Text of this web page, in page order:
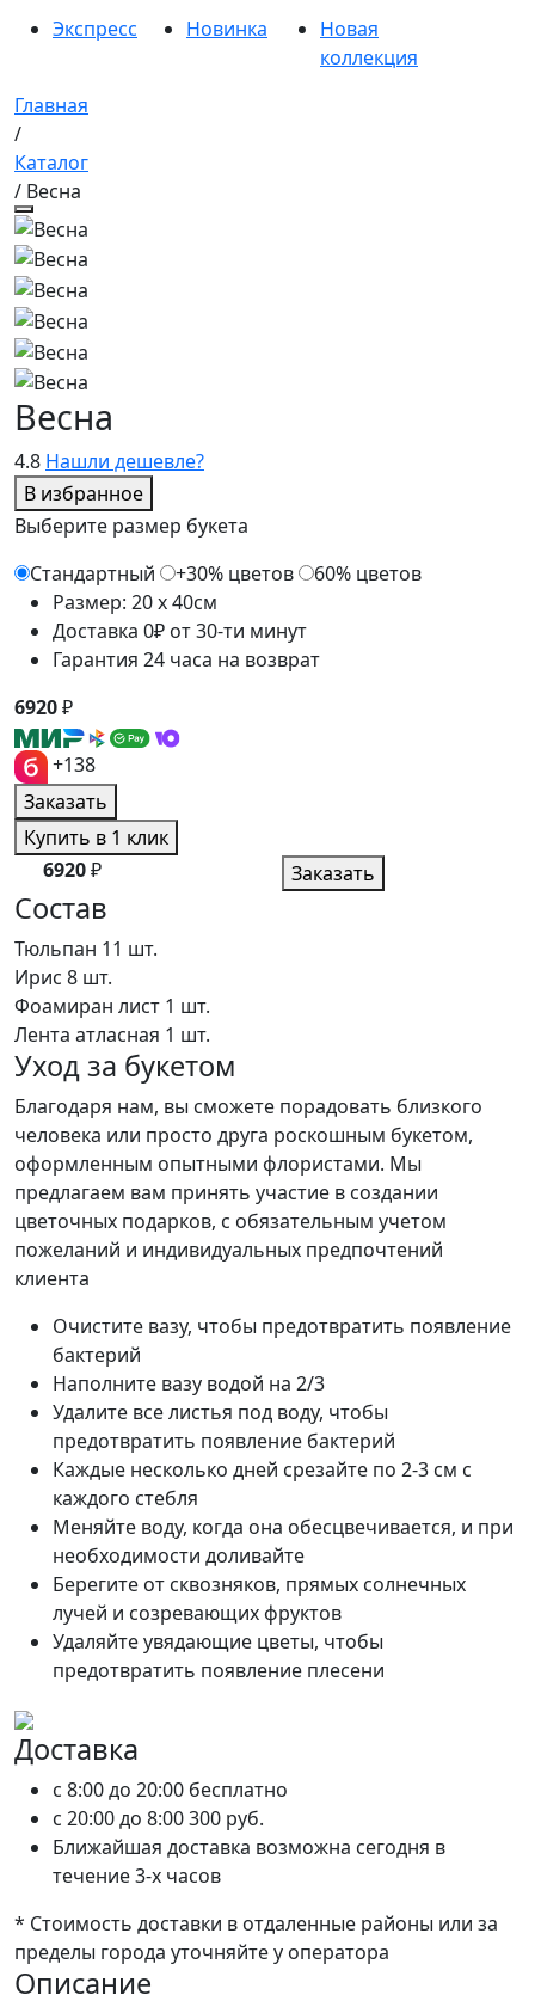
Экспресс
Новинка
Новая
коллекция
Главная
/
Каталог
/ Весна
4.8 Нашли дешевле?
В избранное
Весна
Выберите размер букета
Стандартный
+30% цветов
60% цветов
Размер: 20 x 40см
Доставка 0₽ от 30-ти минут
Гарантия 24 часа на возврат
6920₽
+138
Заказать
Купить в 1 клик
6920₽ Заказать
Состав
Тюльпан 11 шт.
Ирис 8 шт.
Фоамиран лист 1 шт.
Лента атласная 1 шт.
Уход за букетом
Благодаря нам, вы сможете порадовать близкого
человека или просто друга роскошным букетом,
оформленным опытными флористами. Мы
предлагаем вам принять участие в создании
цветочных подарков, с обязательным учетом
пожеланий и индивидуальных предпочтений
клиента
Очистите вазу, чтобы предотвратить появление
бактерий
Наполните вазу водой на 2/3
Удалите все листья под воду, чтобы
предотвратить появление бактерий
Каждые несколько дней срезайте по 2-3 см с
каждого стебля
Меняйте воду, когда она обесцвечивается, и при
необходимости доливайте
Берегите от сквозняков, прямых солнечных
лучей и созревающих фруктов
Удаляйте увядающие цветы, чтобы
предотвратить появление плесени
Доставка
c 8:00 до 20:00 бесплатно
c 20:00 до 8:00300 руб.
Ближайшая доставка возможна сегодня в
течение 3-х часов
* Стоимость доставки в отдаленные районы или за
пределы города уточняйте у оператора
Описание